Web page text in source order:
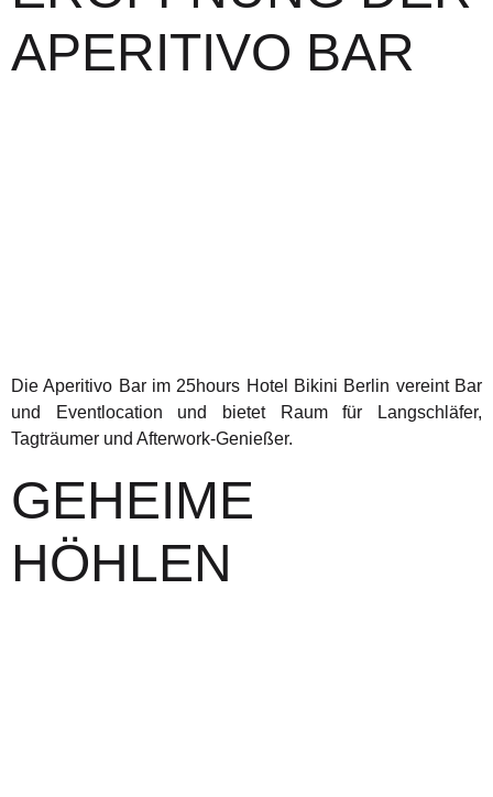
APERITIVO BAR
Die Aperitivo Bar im 25hours Hotel Bikini Berlin vereint Bar
und Eventlocation und bietet Raum für Langschläfer,
Tagträumer und Afterwork-Genießer.
GEHEIME
HÖHLEN